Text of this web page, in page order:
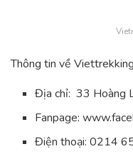
Thông tin về
Địa chỉ: 33 Hoàng
Fanpage:
Điện thoại: 0214